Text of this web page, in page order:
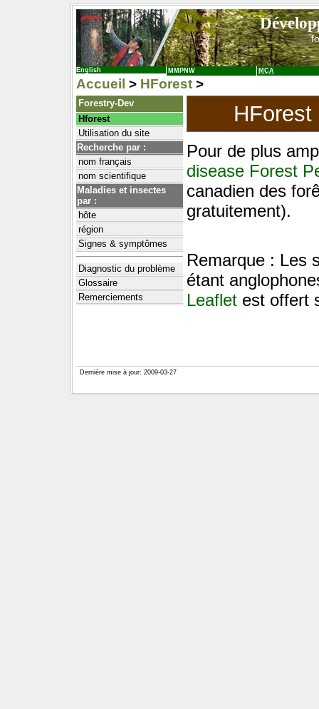
English MMPNW MCA
Accueil > HForest >
Forestry-Dev
Hforest
Utilisation du site
Recherche par :
nom français
nom scientifique
Maladies et insectes
par :
hôte
région
Signes & symptômes
Diagnostic du problème
Glossaire
Remerciements
HForest
Pour de plus
disease Forest
canadien des
gratuitement).
Remarque : Les
étant
Leaflet est offert
Dernière mise à jour: 2009-03-27